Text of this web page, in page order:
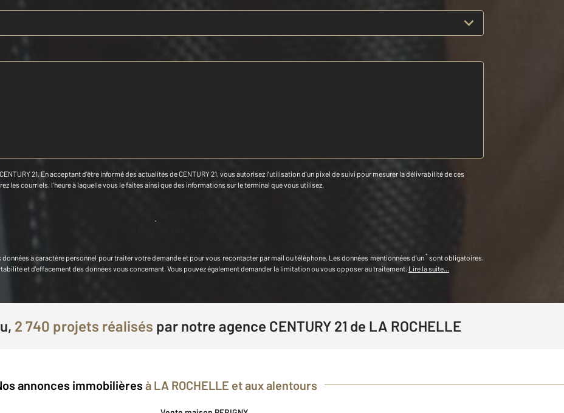
21. En acceptant d'être informé des actualités de CENTURY 21, vous autorisez l'utilisation d'un pixel de suivi pour mesurer la délivrabilité de ces
les courriels, l'heure à laquelle vous le faites ainsi que des informations sur le terminal que vous utilisez.
à caractère personnel pour traiter votre demande et pour vous recontacter par mail ou téléphone Les données mentionnées d'un * sont obligatoires.
et d'effacement des données vous concernant. Vous pouvez également demander la limitation ou vous opposer au traitement. Lire la suite...
2 740 projets réalisés par notre agence CENTURY 21 de LA ROCHELLE
annonces immobilières à LA ROCHELLE et aux alentours